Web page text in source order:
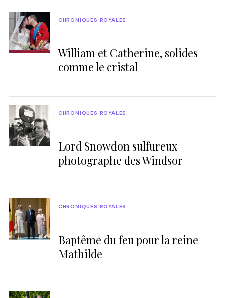
William et Catherine, solides
comme le cristal
CHRONIQUES ROYALES
Lord Snowdon sulfureux
photographe des Windsor
CHRONIQUES ROYALES
Baptême du feu pour la reine
Mathilde
CHRONIQUES ROYALES